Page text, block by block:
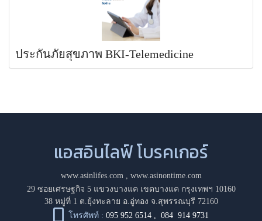
ประกันภัยสุขภาพ BKI-Telemedicine
แอสอินไลฟ์ โบรคเกอร์
www.asinlifes.com
www.asinontime.com
29 ซอยเศรษฐกิจ 5 แขวงบางแค เขตบางแค กรุงเทพฯ 10160
38 หมู่ที่ 1 ต.ยุ้งทะลาย อ.อู่ทอง จ.สุพรรณบุรี 72160
โทรศัพท์ : 095 952 6514 ,084 914 9731